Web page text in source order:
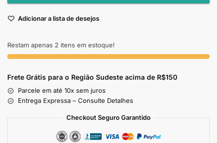
Adicionar a lista de desejos
Restam apenas 2 itens em estoque!
Frete Grátis para o Região Sudeste acima de R$150
Parcele em até 10x sem juros
Entrega Expressa – Consulte Detalhes
Checkout Seguro Garantido